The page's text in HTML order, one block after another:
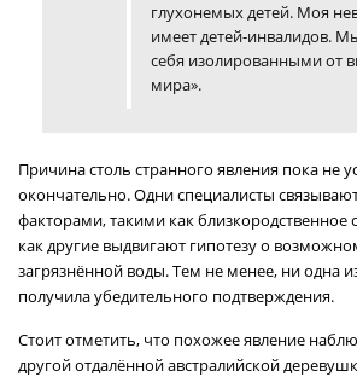
глухонемых детей. Моя
имеет детей-инвалидов.
себя изолированными от
мира».
Причина столь странного явления пока не
окончательно. Одни специалисты
факторами, такими как близкородственное
как другие выдвигают гипотезу о
загрязнённой воды. Тем не менее, ни одна
получила убедительного подтверждения.
Стоит отметить, что похожее явление
другой отдалённой австралийской